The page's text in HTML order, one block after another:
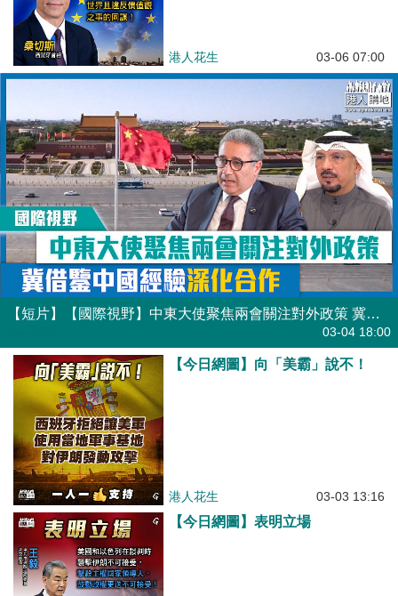
港人花生 03-06 07:00
【短片】【國際視野】中東大使聚焦兩會關注對外政策 冀借鑒中國經驗深化合作
03-04 18:00
【今日網圖】向「美霸」說不！
港人花生 03-03 13:16
【今日網圖】表明立場